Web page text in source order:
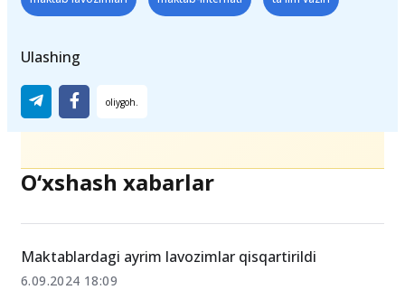
Ulashing
O‘xshash xabarlar
Maktablardagi ayrim lavozimlar qisqartirildi
6.09.2024 18:09